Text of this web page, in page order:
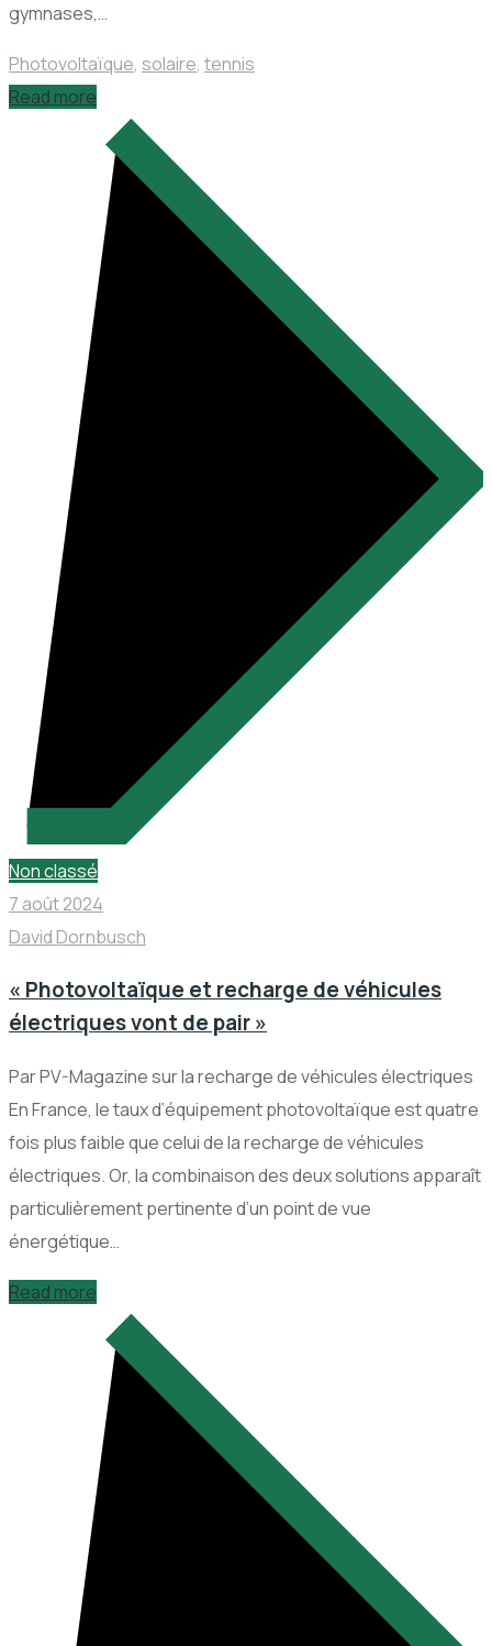
gymnases,…
Photovoltaïque, solaire, tennis
Read more
Non classé
7 août 2024
David Dornbusch
« Photovoltaïque et recharge de véhicules
électriques vont de pair »
Par PV-Magazine sur la recharge de véhicules électriques
En France, le taux d’équipement photovoltaïque est quatre
fois plus faible que celui de la recharge de véhicules
électriques. Or, la combinaison des deux solutions apparaît
particulièrement pertinente d’un point de vue
énergétique…
Read more